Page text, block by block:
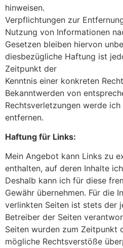
hinweisen.
Verpflichtungen zur
Nutzung von Informationen
Gesetzen bleiben hiervon
diesbezügliche Haftung ist
Zeitpunkt der
Kenntnis einer konkreten
Bekanntwerden von
Rechtsverletzungen werde
entfernen.
Haftung für Links:
Mein Angebot kann Links zu
enthalten, auf deren Inhalte
Deshalb kann ich für diese
Gewähr übernehmen. Für die
verlinkten Seiten ist stets der
Betreiber der Seiten
Seiten wurden zum Zeitpunkt
mögliche Rechtsverstöße